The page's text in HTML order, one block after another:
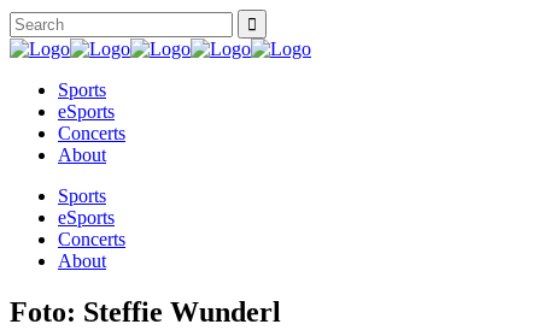
Sports
eSports
Concerts
About
Sports
eSports
Concerts
About
Foto: Steffie Wunderl